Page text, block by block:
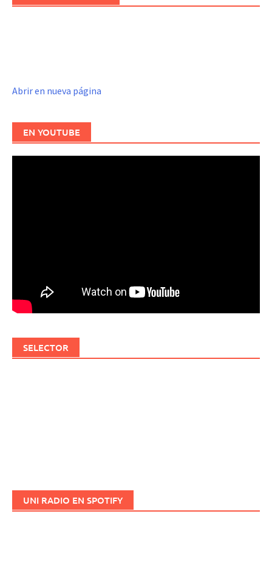
Abrir en nueva página
EN YOUTUBE
SELECTOR
UNI RADIO EN SPOTIFY